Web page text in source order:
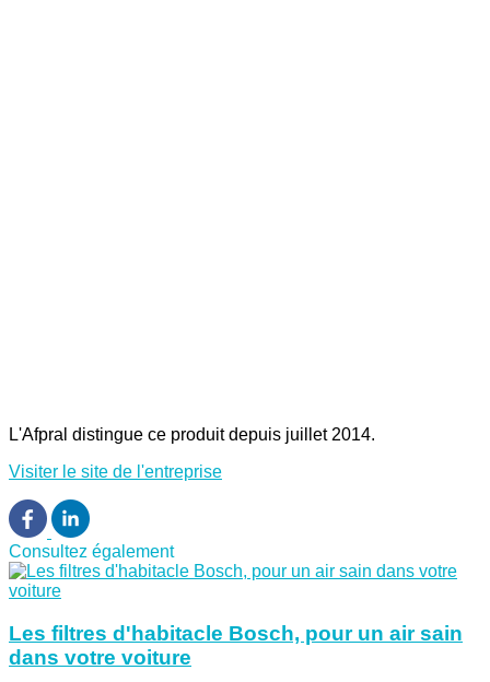
L'Afpral distingue ce produit depuis juillet 2014.
Visiter le site de l'entreprise
Consultez également
Les filtres d'habitacle Bosch, pour un air sain
dans votre voiture